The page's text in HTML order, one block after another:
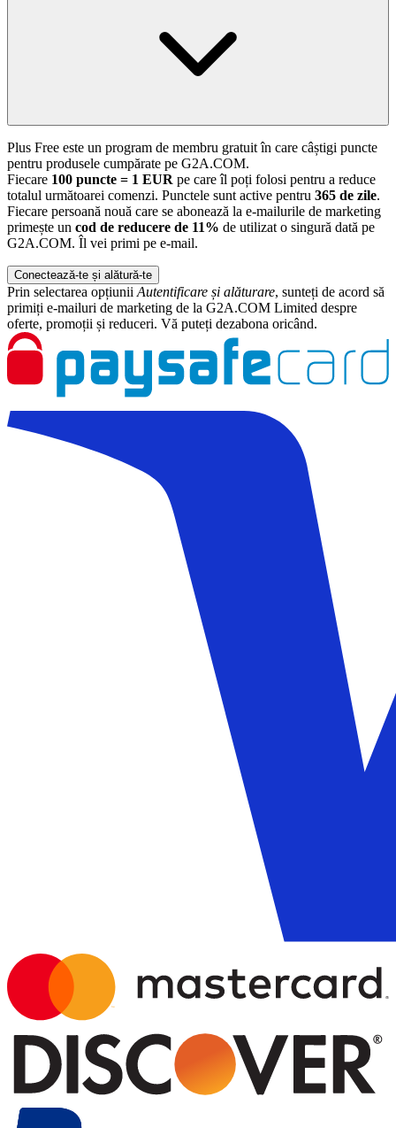
Plus Free este un program de membru gratuit în care câștigi puncte
pentru produsele cumpărate pe G2A.COM.
Fiecare 100 puncte = 1 EUR pe care îl poți folosi pentru a reduce
totalul următoarei comenzi. Punctele sunt active pentru 365 de zile.
Fiecare persoană nouă care se abonează la e-mailurile de marketing
primește un cod de reducere de 11% de utilizat o singură dată pe
G2A.COM. Îl vei primi pe e-mail.
Conectează-te și alătură-te
Prin selectarea opțiunii Autentificare și alăturare, sunteți de acord să
primiți e-mailuri de marketing de la G2A.COM Limited despre
oferte, promoții și reduceri. Vă puteți dezabona oricând.